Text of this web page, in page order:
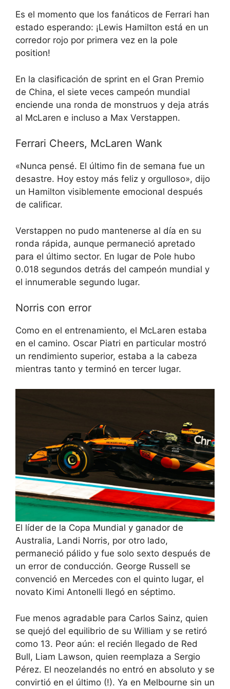
Es el momento que los fanáticos de Ferrari han
estado esperando: ¡Lewis Hamilton está en un
corredor rojo por primera vez en la pole
position!
En la clasificación de sprint en el Gran Premio
de China, el siete veces campeón mundial
enciende una ronda de monstruos y deja atrás
al McLaren e incluso a Max Verstappen.
Ferrari Cheers, McLaren Wank
«Nunca pensé. El último fin de semana fue un
desastre. Hoy estoy más feliz y orgulloso», dijo
un Hamilton visiblemente emocional después
de calificar.
Verstappen no pudo mantenerse al día en su
ronda rápida, aunque permaneció apretado
para el último sector. En lugar de Pole hubo
0.018 segundos detrás del campeón mundial y
el innumerable segundo lugar.
Norris con error
Como en el entrenamiento, el McLaren estaba
en el camino. Oscar Piatri en particular mostró
un rendimiento superior, estaba a la cabeza
mientras tanto y terminó en tercer lugar.
El líder de la Copa Mundial y ganador de
Australia, Landi Norris, por otro lado,
permaneció pálido y fue solo sexto después de
un error de conducción. George Russell se
convenció en Mercedes con el quinto lugar, el
novato Kimi Antonelli llegó en séptimo.
Fue menos agradable para Carlos Sainz, quien
se quejó del equilibrio de su William y se retiró
como 13. Peor aún: el recién llegado de Red
Bull, Liam Lawson, quien reemplaza a Sergio
Pérez. El neozelandés no entró en absoluto y se
convirtió en el último (!). Ya en Melbourne sin un